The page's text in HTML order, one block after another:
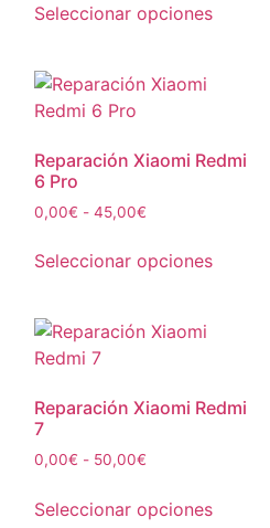
Seleccionar opciones
Reparación Xiaomi Redmi
6 Pro
0,00€ - 45,00€
Seleccionar opciones
Reparación Xiaomi Redmi
7
0,00€ - 50,00€
Seleccionar opciones